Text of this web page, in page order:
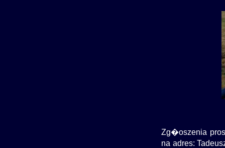
Zg�oszenia
na adres: